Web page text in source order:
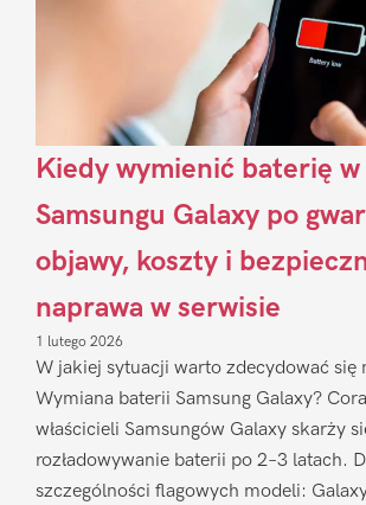
Kiedy wymienić baterię w
Samsungu Galaxy po
objawy, koszty i
naprawa w serwisie
1 lutego 2026
W jakiej sytuacji warto zdecydować się
Wymiana baterii Samsung Galaxy?
właścicieli Samsungów Galaxy skarży
rozładowywanie baterii po 2–3 latach.
szczególności flagowych modeli: